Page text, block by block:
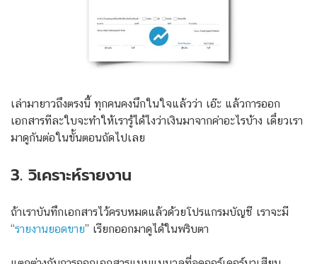
เล่ามายาวถึงตรงนี้ ทุกคนคงนึกในใจแล้วว่า เอ๊ะ แล้วการออก
เอกสารทีละใบจะทำให้เรารู้ได้ไงว่าเงินมาจากค่าอะไรบ้าง เดี๋ยวเรา
มาดูกันต่อในขั้นตอนถัดไปเลย
3. วิเคราะห์รายงาน
ถ้าเราบันทึกเอกสารไว้ครบหมดแล้วด้วยโปรแกรมบัญชี เราจะมี
“รายงานยอดขาย” เรียกออกมาดูได้ในพริบตา